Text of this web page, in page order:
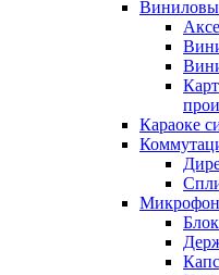
Караоке